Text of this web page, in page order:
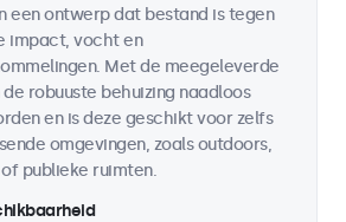
een ontwerp dat bestand is tegen
impact, vocht en
Met de meegeleverde
robuuste behuizing naadloos
en is deze geschikt voor zelfs
omgevingen, zoals outdoors,
publieke ruimten.